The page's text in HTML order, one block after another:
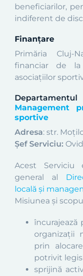
beneficiarilor,
indiferent de
Finanțare
Primăria Cluj-
financiar de
asociaţiilor
Management
sportive
Adresa: str.
Șef Serviciu:
Acest Serviciu
general al
locală şi
Misiunea și
încurajează
organizații
prin
potrivit
sprijină